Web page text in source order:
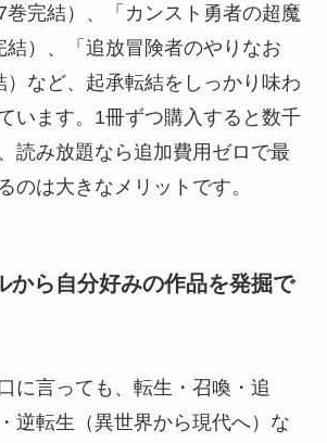
巻完結）、「カンスト勇者の超魔
結）、「追放冒険者のやりなお
）など、起承転結をしっかり味わ
います。1冊ずつ購入すると数千
読み放題なら追加費用ゼロで最
のは大きなメリットです。
から自分好みの作品を発掘で
に言っても、転生・召喚・追
逆転生（異世界から現代へ）な